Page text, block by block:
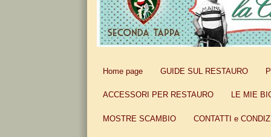
Home page GUIDE SUL RESTAURO
ACCESSORI PER RESTAURO LE MIE
MOSTRE SCAMBIO CONTATTI e